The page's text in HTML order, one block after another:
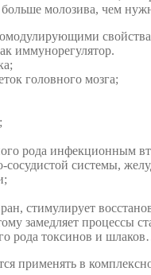
молозива, чем
иммунорегулятор.
головного мозга;
рода инфекционным
сосудистой системы,
стимулирует
замедляет процессы
рода токсинов и
применять в